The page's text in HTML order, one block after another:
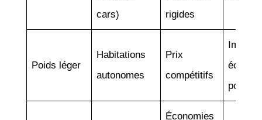
cars)
rigides
Poids léger
Habitations
autonomes
Prix
compétitifs
Impact
positif
Économies